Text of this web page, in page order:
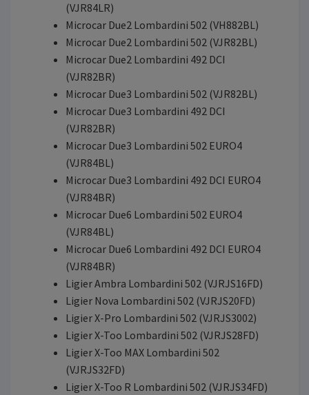
(VJR84LR)
Microcar Due2 Lombardini 502 (VH882BL)
Microcar Due2 Lombardini 502 (VJR82BL)
Microcar Due2 Lombardini 492 DCI
(VJR82BR)
Microcar Due3 Lombardini 502 (VJR82BL)
Microcar Due3 Lombardini 492 DCI
(VJR82BR)
Microcar Due3 Lombardini 502 EURO4
(VJR84BL)
Microcar Due3 Lombardini 492 DCI EURO4
(VJR84BR)
Microcar Due6 Lombardini 502 EURO4
(VJR84BL)
Microcar Due6 Lombardini 492 DCI EURO4
(VJR84BR)
Ligier Ambra Lombardini 502 (VJRJS16FD)
Ligier Nova Lombardini 502 (VJRJS20FD)
Ligier X-Pro Lombardini 502 (VJRJS3002)
Ligier X-Too Lombardini 502 (VJRJS28FD)
Ligier X-Too MAX Lombardini 502
(VJRJS32FD)
Ligier X-Too R Lombardini 502 (VJRJS34FD)